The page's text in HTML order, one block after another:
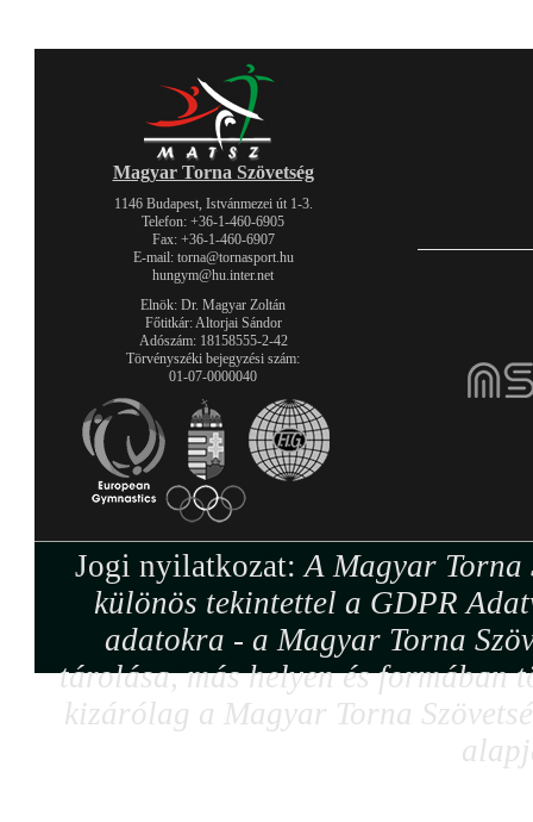
Magyar Torna Szövetség
1146 Budapest, Istvánmezei út 1-3.
Telefon: +36-1-460-6905
Fax: +36-1-460-6907
E-mail: torna@tornasport.hu
hungym@hu.inter.net
Elnök: Dr. Magyar Zoltán
Főtitkár: Altorjai Sándor
Adószám: 18158555-2-42
Törvényszéki bejegyzési szám:
01-07-0000040
Jogi nyilatkozat:A Magyar Torna
különös tekintettel a GDPR
adatokra - a Magyar Torna
tárolása, más helyen és formában
kizárólag a Magyar Torna